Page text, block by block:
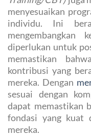
menyesuaikan
individu. Ini
mengembangkan
diperlukan untuk
memastikan
kontribusi yang
mereka. Dengan
sesuai dengan
dapat memastikan
fondasi yang kuat
mereka.